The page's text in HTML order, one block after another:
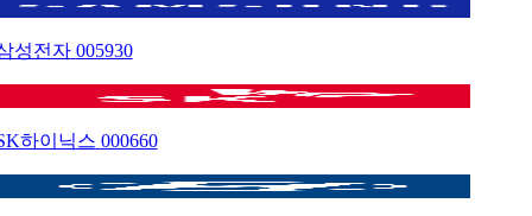
성전자 005930
하이닉스 000660